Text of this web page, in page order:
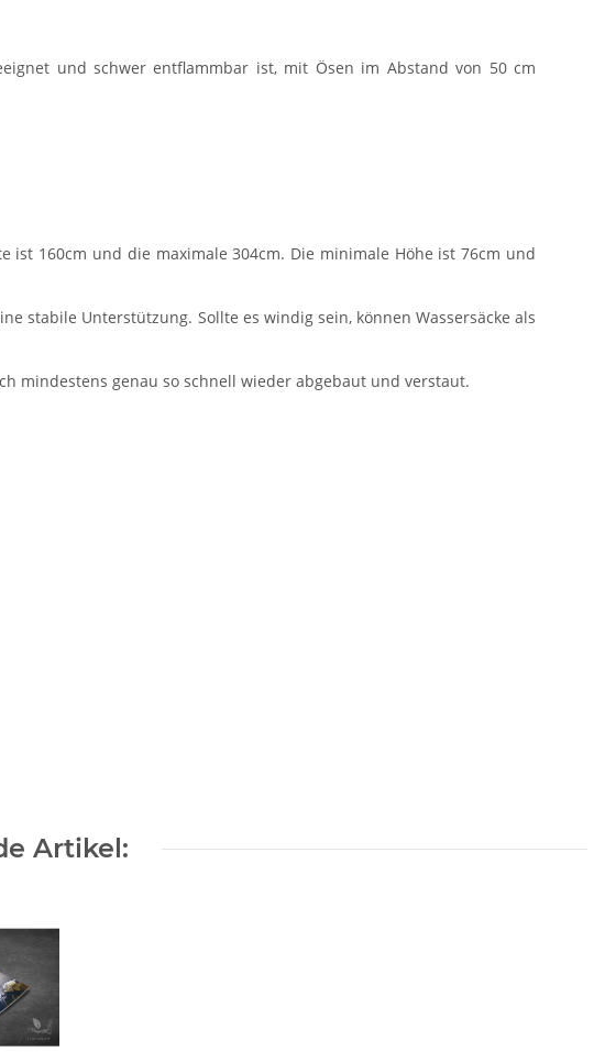
und schwer entflammbar ist, mit Ösen im Abstand von 50 cm
160cm und die maximale 304cm. Die minimale Höhe ist 76cm und
stabile Unterstützung. Sollte es windig sein, können Wassersäcke als
mindestens genau so schnell wieder abgebaut und verstaut.
Artikel: